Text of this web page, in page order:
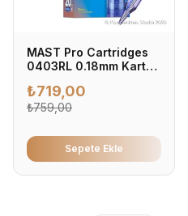
MAST Pro Cartridges
0403RL 0.18mm Kartuş
Profesyonel Dövme
İğnesi (20'li Kutu)
₺719,00
₺759,00
Sepete Ekle